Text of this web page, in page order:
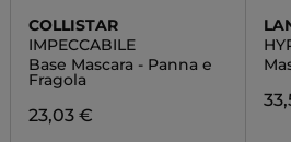
COLLISTAR
IMPECCABILE
Base Mascara - Panna e
Fragola
23,03 €